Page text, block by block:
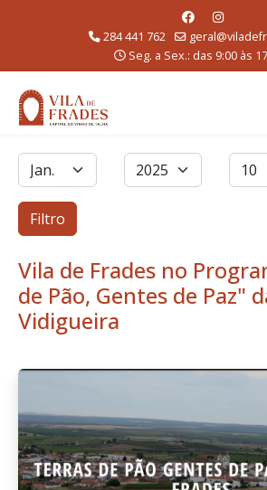
284 441 762
Seg. a Sex.: das 9:00 às
Filtros
Mês Ano Qtd. a
Filtro
Vila de Frades no
de Pão, Gentes de Paz"
Vidigueira